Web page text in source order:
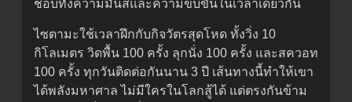
ชอบทั้งความมันส์และความขบขันในเวลาเดียวกัน
ไซตามะใช้เวลาฝึกกับกิจวัตรสุดโหด ทั้งวิ่ง 10
กิโลเมตร วิดพื้น 100 ครั้ง ลุกนั่ง 100 ครั้ง และสควอท
100 ครั้ง ทุกวันติดต่อกันนาน 3 ปี เส้นทางนี้ทำให้เขา
ได้พลังมหาศาล ไม่มีใครในโลกสู้ได้ แต่ตรงกันข้าม